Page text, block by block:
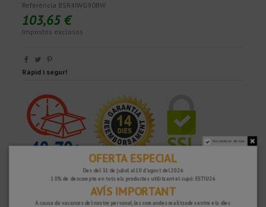
Referència BSR4IWG90BW
103,65 €
Impostos exclosos
Ràpid i segur!
No mostrar de nou.
OFERTA ESPECIAL
Des del 31 de juliol al 10 d'agost del 2026
10% de descompte en tots els productes utilitzant el cupó: ESTIU26
AVÍS IMPORTANT
A causa de vacances del nostre personal, les comandes realitzades entre els dies